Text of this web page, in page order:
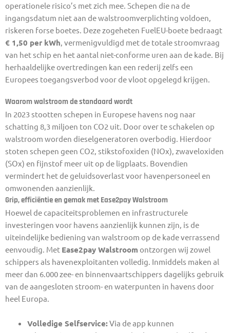
operationele risico’s met zich mee. Schepen die na de
ingangsdatum niet aan de walstroomverplichting voldoen,
riskeren forse boetes. Deze zogeheten FuelEU-boete bedraagt
€ 1,50 per kWh, vermenigvuldigd met de totale stroomvraag
van het schip en het aantal niet-conforme uren aan de kade. Bij
herhaaldelijke overtredingen kan een rederij zelfs een
Europees toegangsverbod voor de vloot opgelegd krijgen.
Waarom walstroom de standaard wordt
In 2023 stootten schepen in Europese havens nog naar
schatting 8,3 miljoen ton CO2 uit. Door over te schakelen op
walstroom worden dieselgeneratoren overbodig. Hierdoor
stoten schepen geen CO2, stikstofoxiden (NOx), zwaveloxiden
(SOx) en fijnstof meer uit op de ligplaats. Bovendien
vermindert het de geluidsoverlast voor havenpersoneel en
omwonenden aanzienlijk.
Grip, efficiëntie en gemak met Ease2pay Walstroom
Hoewel de capaciteitsproblemen en infrastructurele
investeringen voor havens aanzienlijk kunnen zijn, is de
uiteindelijke bediening van walstroom op de kade verrassend
eenvoudig. Met Ease2pay Walstroom ontzorgen wij zowel
schippers als havenexploitanten volledig. Inmiddels maken al
meer dan 6.000 zee- en binnenvaartschippers dagelijks gebruik
van de aangesloten stroom- en waterpunten in havens door
heel Europa.
Volledige Selfservice:Via de app kunnen